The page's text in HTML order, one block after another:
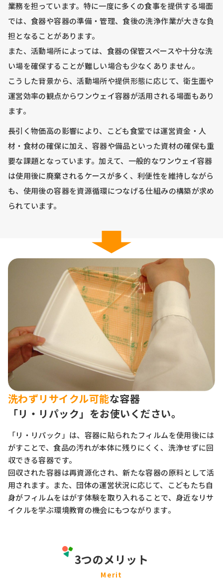
業務を担っています。特に一度に多くの食事を提供する場面
では、食器や容器の準備・管理、食後の洗浄作業が大きな負
担となることがあります。
また、活動場所によっては、食器の保管スペースや十分な洗
い場を確保することが難しい場合も少なくありません。
こうした背景から、活動場所や提供形態に応じて、衛生面や
運営効率の観点からワンウェイ容器が活用される場面もあり
ます。
長引く物価高の影響により、こども食堂では運営資金・人
材・食材の確保に加え、容器や備品といった資材の確保も重
要な課題となっています。加えて、一般的なワンウェイ容器
は使用後に廃棄されるケースが多く、利便性を維持しながら
も、使用後の容器を資源循環につなげる仕組みの構築が求め
られています。
洗わずリサイクル可能な容器
「リ・リパック」をお使いください。
「リ・リパック」は、容器に貼られたフィルムを使用後には
がすことで、食品の汚れが本体に残りにくく、洗浄せずに回
収できる容器です。
回収された容器は再資源化され、新たな容器の原料として活
用されます。また、団体の運営状況に応じて、こどもたち自
身がフィルムをはがす体験を取り入れることで、身近なリサ
イクルを学ぶ環境教育の機会にもつながります。
3つのメリット
Merit